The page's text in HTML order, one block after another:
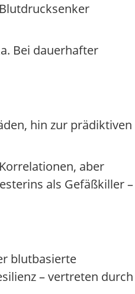
Bei dauerhafter
hin zur prädiktiven
aber
als Gefäßkiller –
blutbasierte
– vertreten durch